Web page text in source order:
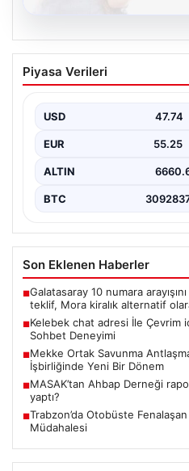
Kelebek chat adresi
İletişimin Güvenli
Sanal çağında bireylerin
Piyasa Verileri
USD 47.74
EUR 55.25
ALTIN
BTC
Son Eklenen Haberler
■Galatasaray 10 numara
teklif, Mora kiralık alternatif
■Kelebek chat adresi İle Çevrim
Sohbet Deneyimi
■Mekke Ortak Savunma
İşbirliğinde Yeni Bir Dönem
■MASAK’tan Ahbap Derneği
yaptı?
■Trabzon’da Otobüste
Müdahalesi